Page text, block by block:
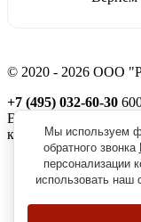
© 2020 - 2026 ООО
+7 (495) 032-60-30
Владимир, ул.
корп. 11, пом. 41
Реквизиты
Политика
Пользовательское
Согласие на
Мы используем
обратного звонка
персонализации
использовать наш